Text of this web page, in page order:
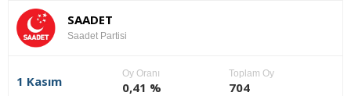
SAADET
Saadet Partisi
1 Kasım
Oy Oranı
0,41 %
Toplam Oy
704